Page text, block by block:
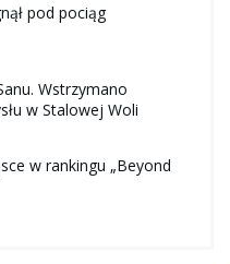
pod pociąg
Wstrzymano
w Stalowej Woli
w rankingu „Beyond